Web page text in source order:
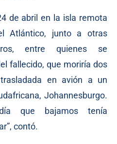
de abril en la isla remota
Atlántico, junto a otras
entre quienes se
fallecido, que moriría dos
en avión a un
Johannesburgo.
que bajamos tenía
contó.